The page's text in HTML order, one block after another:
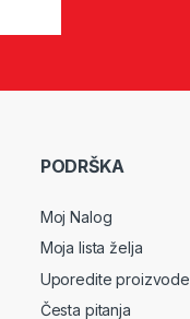
PODRŠKA
Moj Nalog
Moja lista želja
Uporedite proizvode
Česta pitanja